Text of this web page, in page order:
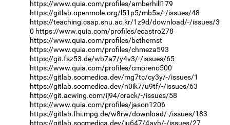
https://www.quia.com/profiles/amberhill179
https://gitlab.openmole.org/l51p5/mb5a/-/issues/48
https://teaching.csap.snu.ac.kr/1z9d/download/-/issues/3
0 https://www.quia.com/profiles/ecastro278
https://www.quia.com/profiles/bethernst
https://www.quia.com/profiles/chmeza593
https://git.fsz53.de/wb7a7/y4v3/-/issues/65
https://www.quia.com/profiles/cmoreno500
https://gitlab.socmedica.dev/mg7tc/cy3y/-/issues/1
https://gitlab.socmedica.dev/n0ik7/u9tf/-/issues/63
https://git.acwing.com/ij94/crack/-/issues/58
https://www.quia.com/profiles/jason1206
https://gitlab.fhi.mpg.de/w8rw/download/-/issues/183
https://gitlab.socmedica.dev/ju647/4avh/-/issues/27